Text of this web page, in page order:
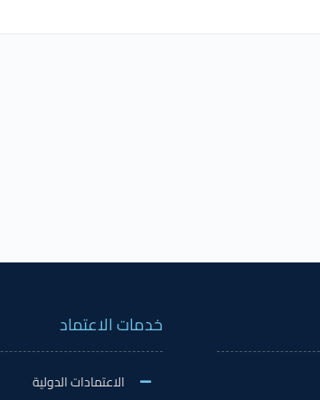
خدمات الاعتماد
الاعتمادات الدولية